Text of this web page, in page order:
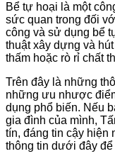
Bể tự hoại là một
sức quan trong đối
công và sử dụng bể
thuật xây dựng và
thấm hoặc rò rỉ chất
Trên đây là những
những ưu nhược
dụng phổ biến. Nếu
gia đình của mình,
tín, đáng tin cậy hiện
thông tin dưới đây